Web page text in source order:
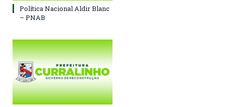
Política Nacional Aldir Blanc
– PNAB